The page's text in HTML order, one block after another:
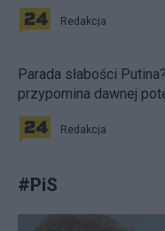
Redakcja
Parada słabości
przypomina dawnej
Redakcja
#PiS